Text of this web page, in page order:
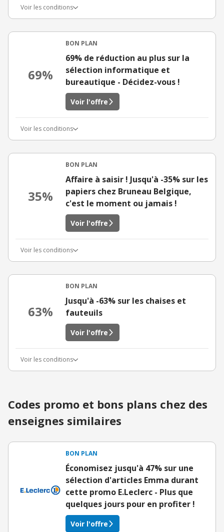
Voir les conditions
69%
BON PLAN
69% de réduction au plus sur la
sélection informatique et
bureautique - Décidez-vous !
Voir l'offre
Voir les conditions
35%
BON PLAN
Affaire à saisir ! Jusqu'à -35% sur les
papiers chez Bruneau Belgique,
c'est le moment ou jamais !
Voir l'offre
Voir les conditions
63%
BON PLAN
Jusqu'à -63% sur les chaises et
fauteuils
Voir l'offre
Voir les conditions
Codes promo et bons plans chez des
enseignes similaires
BON PLAN
Économisez jusqu'à 47% sur une
sélection d'articles Emma durant
cette promo E.Leclerc - Plus que
quelques jours pour en profiter !
Voir l'offre